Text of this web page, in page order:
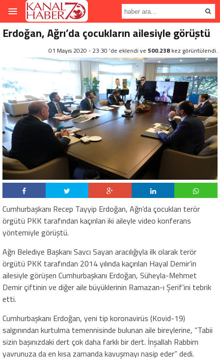
Erdoğan, Ağrı’da çocukların ailesiyle görüştü
01 Mayıs 2020 - 23:30 'de eklendi ve 500.238 kez görüntülendi.
Cumhurbaşkanı Recep Tayyip Erdoğan, Ağrı’da çocukları terör
örgütü PKK tarafından kaçırılan iki aileyle video konferans
yöntemiyle görüştü.
Ağrı Belediye Başkanı Savcı Sayan aracılığıyla ilk olarak terör
örgütü PKK tarafından 2014 yılında kaçırılan Hayal Demir’in
ailesiyle görüşen Cumhurbaşkanı Erdoğan, Süheyla-Mehmet
Demir çiftinin ve diğer aile büyüklerinin Ramazan-ı Şerif’ini tebrik
etti.
Cumhurbaşkanı Erdoğan, yeni tip koronavirüs (Kovid-19)
salgınından kurtulma temennisinde bulunan aile bireylerine, “Tabii
sizin başınızdaki dert çok daha farklı bir dert. İnşallah Rabbim
yavrunuza da en kısa zamanda kavuşmayı nasip eder” dedi.